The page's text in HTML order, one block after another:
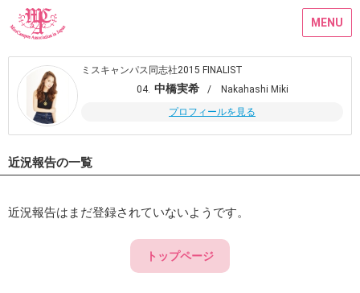
MENU
ミスキャンパス同志社2015 FINALIST
04. 中橋実希
/ Nakahashi Miki
プロフィールを見る
近況報告の一覧
近況報告はまだ登録されていないようです。
トップページ